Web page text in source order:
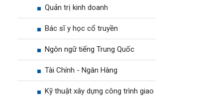
Quản trị kinh doanh
Bác sĩ y học cổ truyền
Ngôn ngữ tiếng Trung Quốc
Tài Chính - Ngân Hàng
Kỹ thuật xây dựng công trình giao